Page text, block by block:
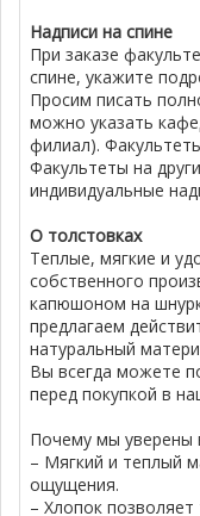
Надписи на спине
При заказе
спине, укажите
Просим писать
можно указать
филиал).
Факультеты на
индивидуальные
О толстовках
Теплые, мягкие и
собственного
капюшоном на
предлагаем
натуральный
Вы всегда можете
перед покупкой в
Почему мы уверены
– Мягкий и теплый
ощущения.
– Хлопок